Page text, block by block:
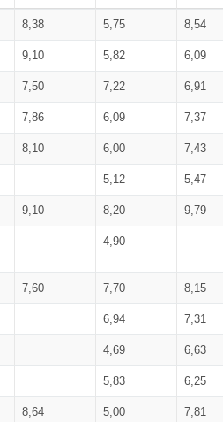
8,38 5,75 8,54
9,10 5,82 6,09
7,50 7,22 6,91
7,86 6,09 7,37
8,10 6,00 7,43
5,12 5,47
9,10 8,20 9,79
4,90
7,60 7,70 8,15
6,94 7,31
4,69 6,63
5,83 6,25
8,64 5,00 7,81